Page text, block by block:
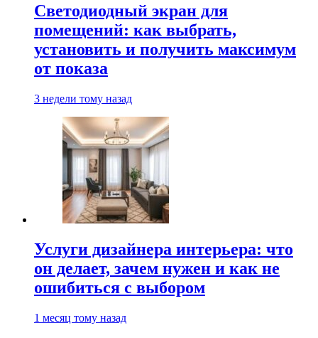
Светодиодный экран для
помещений: как выбрать,
установить и получить максимум
от показа
3 недели тому назад
Услуги дизайнера интерьера: что
он делает, зачем нужен и как не
ошибиться с выбором
1 месяц тому назад